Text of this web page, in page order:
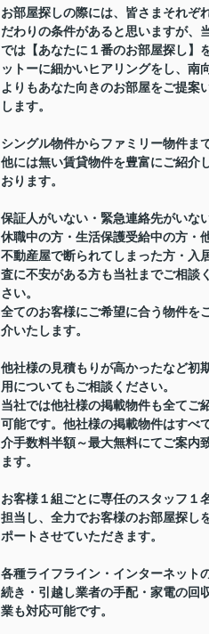
お部屋探しの際には、皆さまそれぞ
だわりの条件があると思いますが、
では【あなたに１番のお部屋探し】
ットーに細かいヒアリングをし、南
よりもあなた向きのお部屋をご提案
します。
シングル物件からファミリー物件ま
他には無い賃貸物件を豊富にご紹介
おります。
保証人がいない・緊急連絡先がいな
休職中の方・生活保護受給中の方・
不動産屋で断られてしまった方・入
査に不安がある方も当社までご相談
さい。
全てのお客様にご希望に合う物件を
介いたします。
他社様の見積もりが高かったなど初
用についてもご相談ください。
当社では他社様の掲載物件も全てご
可能です。他社様の掲載物件はすべ
介手数料半額～最大無料にてご案内
ます。
お客様１組ごとに専任のスタッフ１
担当し、全力でお客様のお部屋探し
ポートさせていただきます。
各種ライフライン・インターネット
続き・引越し業者の手配・家電の回
業も対応可能です。